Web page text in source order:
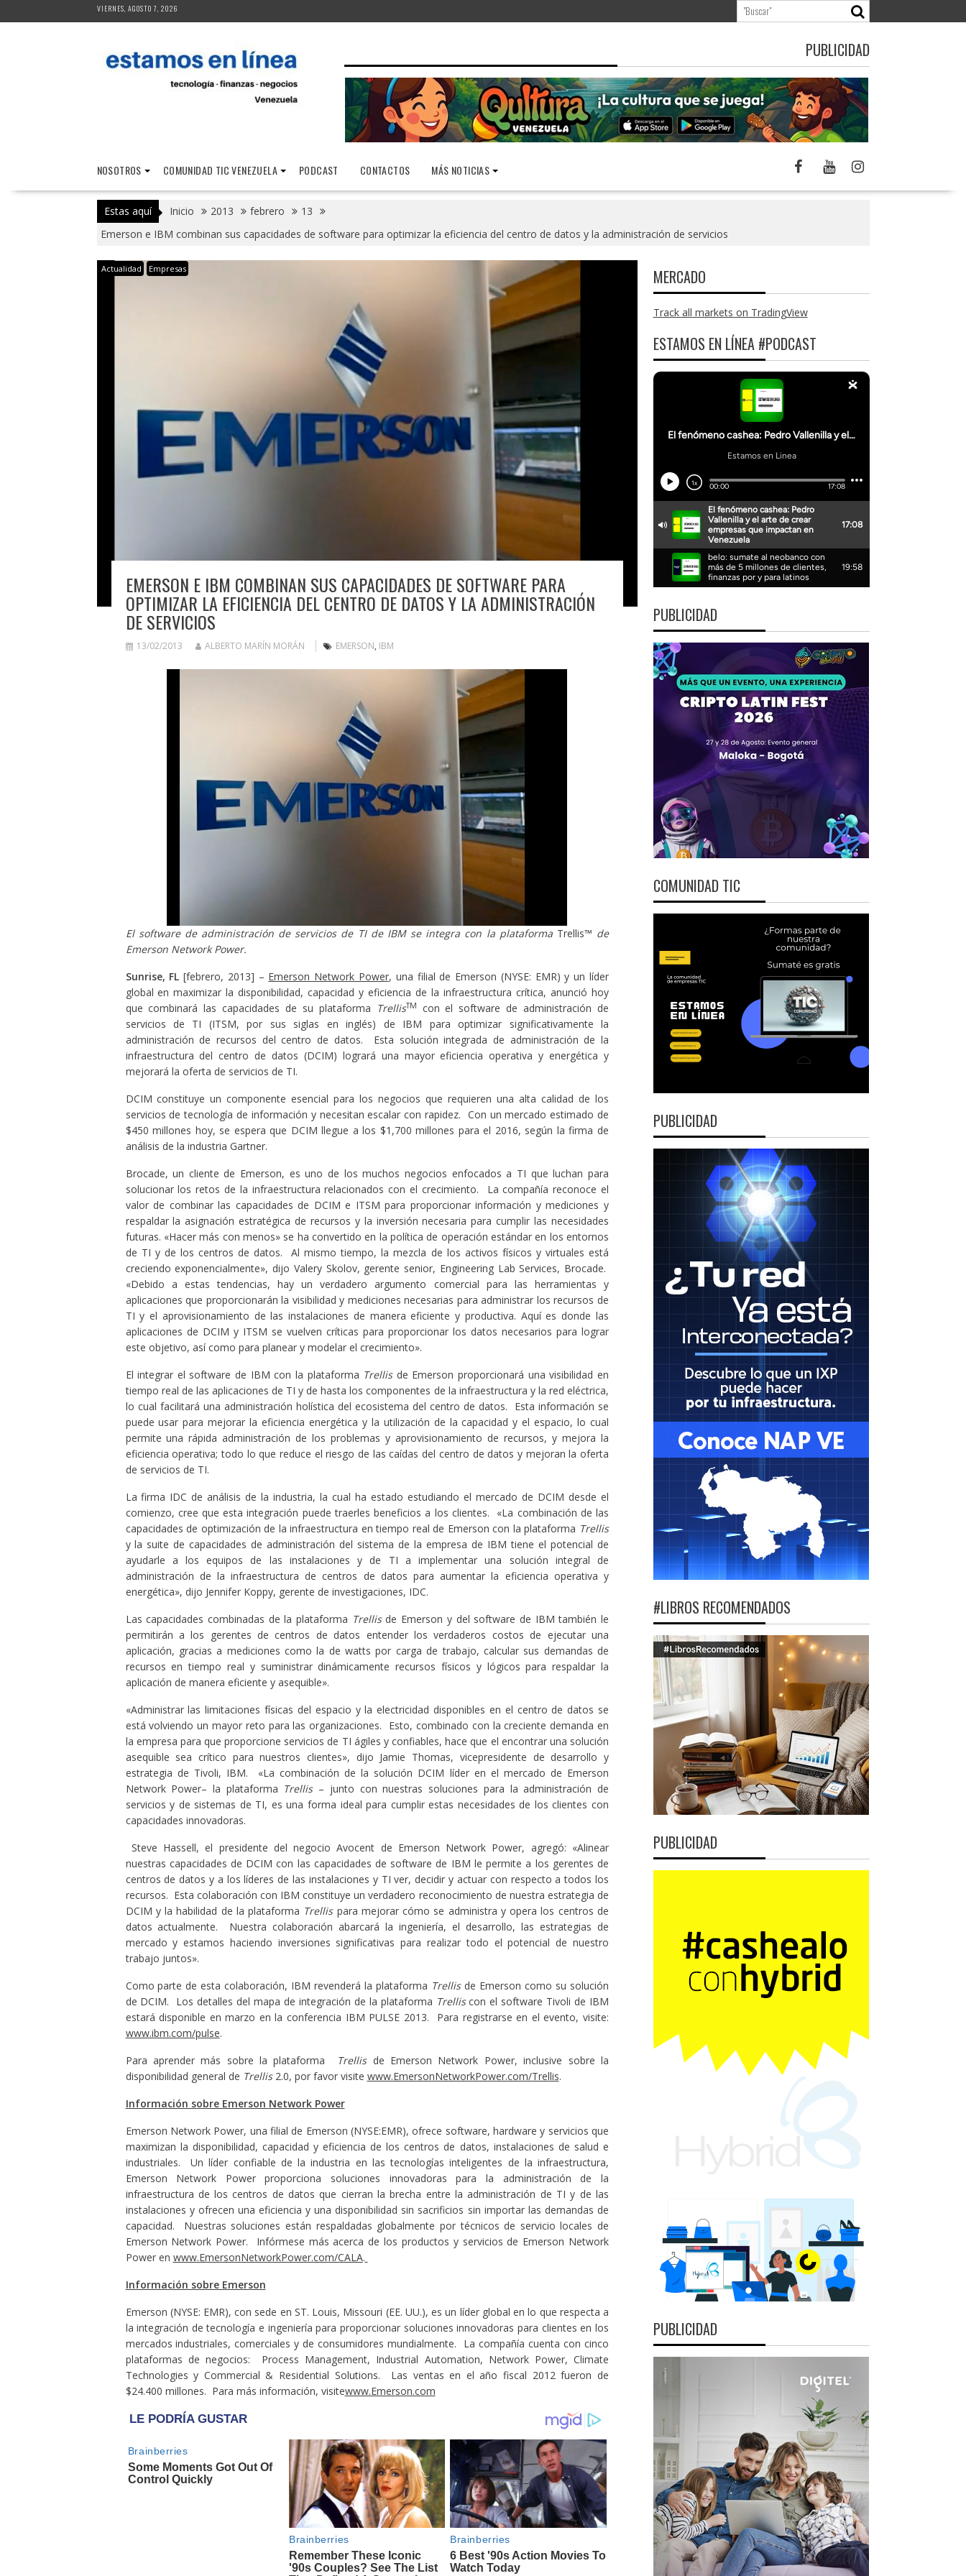
al
VIERNES, AGOSTO 7, 2026
PUBLICIDAD
NOSOTROS COMUNIDAD TIC VENEZUELA PODCAST CONTACTOS MÁS NOTICIAS
Estas aquí Inicio 2013 febrero
13
Emerson e IBM combinan sus capacidades de software para optimizar la eficiencia del centro de datos y la administración de servicios
Actualidad Empresas
EMERSON E IBM COMBINAN SUS CAPACIDADES DE SOFTWARE PARA
OPTIMIZAR LA EFICIENCIA DEL CENTRO DE DATOS Y LA ADMINISTRACIÓN
DE SERVICIOS
13/02/2013 ALBERTO MARÍN MORÁN EMERSON, IBM
El software de administración de servicios de TI de IBM se integra con la plataforma Trellis™ de
Emerson Network Power.
Sunrise, FL[febrero, 2013] – Emerson Network Power, una filial de Emerson (NYSE: EMR) y un líder
global en maximizar la disponibilidad, capacidad y eficiencia de la infraestructura crítica, anunció hoy
que combinará las capacidades de su plataforma TrellisTM
con el software de administración de
servicios de TI (ITSM, por sus siglas en inglés) de IBM para optimizar significativamente la
administración de recursos del centro de datos. Esta solución integrada de administración de la
infraestructura del centro de datos (DCIM) logrará una mayor eficiencia operativa y energética y
mejorará la oferta de servicios de TI.
DCIM constituye un componente esencial para los negocios que requieren una alta calidad de los
servicios de tecnología de información y necesitan escalar con rapidez. Con un mercado estimado de
$450 millones hoy, se espera que DCIM llegue a los $1,700 millones para el 2016, según la firma de
análisis de la industria Gartner.
Brocade, un cliente de Emerson, es uno de los muchos negocios enfocados a TI que luchan para
solucionar los retos de la infraestructura relacionados con el crecimiento. La compañía reconoce el
valor de combinar las capacidades de DCIM e ITSM para proporcionar información y mediciones y
respaldar la asignación estratégica de recursos y la inversión necesaria para cumplir las necesidades
futuras. «Hacer más con menos» se ha convertido en la política de operación estándar en los entornos
de TI y de los centros de datos. Al mismo tiempo, la mezcla de los activos físicos y virtuales está
creciendo exponencialmente», dijo Valery Skolov, gerente senior, Engineering Lab Services, Brocade.
«Debido a estas tendencias, hay un verdadero argumento comercial para las herramientas y
aplicaciones que proporcionarán la visibilidad y mediciones necesarias para administrar los recursos de
TI y el aprovisionamiento de las instalaciones de manera eficiente y productiva. Aquí es donde las
aplicaciones de DCIM y ITSM se vuelven críticas para proporcionar los datos necesarios para lograr
este objetivo, así como para planear y modelar el crecimiento».
El integrar el software de IBM con la plataforma Trellisde Emerson proporcionará una visibilidad en
tiempo real de las aplicaciones de TI y de hasta los componentes de la infraestructura y la red eléctrica,
lo cual facilitará una administración holística del ecosistema del centro de datos. Esta información se
puede usar para mejorar la eficiencia energética y la utilización de la capacidad y el espacio, lo cual
permite una rápida administración de los problemas y aprovisionamiento de recursos, y mejora la
eficiencia operativa; todo lo que reduce el riesgo de las caídas del centro de datos y mejoran la oferta
de servicios de TI.
La firma IDC de análisis de la industria, la cual ha estado estudiando el mercado de DCIM desde el
comienzo, cree que esta integración puede traerles beneficios a los clientes. «La combinación de las
capacidades de optimización de la infraestructura en tiempo real de Emerson con la plataforma Trellis
y la suite de capacidades de administración del sistema de la empresa de IBM tiene el potencial de
ayudarle a los equipos de las instalaciones y de TI a implementar una solución integral de
administración de la infraestructura de centros de datos para aumentar la eficiencia operativa y
energética», dijo Jennifer Koppy, gerente de investigaciones, IDC.
Las capacidades combinadas de la plataforma Trellisde Emerson y del software de IBM también le
permitirán a los gerentes de centros de datos entender los verdaderos costos de ejecutar una
aplicación, gracias a mediciones como la de watts por carga de trabajo, calcular sus demandas de
recursos en tiempo real y suministrar dinámicamente recursos físicos y lógicos para respaldar la
aplicación de manera eficiente y asequible».
«Administrar las limitaciones físicas del espacio y la electricidad disponibles en el centro de datos se
está volviendo un mayor reto para las organizaciones. Esto, combinado con la creciente demanda en
la empresa para que proporcione servicios de TI ágiles y confiables, hace que el encontrar una solución
asequible sea crítico para nuestros clientes», dijo Jamie Thomas, vicepresidente de desarrollo y
estrategia de Tivoli, IBM. «La combinación de la solución DCIM líder en el mercado de Emerson
Network Power– la plataforma Trellis– junto con nuestras soluciones para la administración de
servicios y de sistemas de TI, es una forma ideal para cumplir estas necesidades de los clientes con
capacidades innovadoras.
Steve Hassell, el presidente del negocio Avocent de Emerson Network Power, agregó: «Alinear
nuestras capacidades de DCIM con las capacidades de software de IBM le permite a los gerentes de
centros de datos y a los líderes de las instalaciones y TI ver, decidir y actuar con respecto a todos los
recursos. Esta colaboración con IBM constituye un verdadero reconocimiento de nuestra estrategia de
DCIM y la habilidad de la plataforma Trellispara mejorar cómo se administra y opera los centros de
datos actualmente. Nuestra colaboración abarcará la ingeniería, el desarrollo, las estrategias de
mercado y estamos haciendo inversiones significativas para realizar todo el potencial de nuestro
trabajo juntos».
Como parte de esta colaboración, IBM revenderá la plataforma Trellisde Emerson como su solución
de DCIM. Los detalles del mapa de integración de la plataforma Trelliscon el software Tivoli de IBM
estará disponible en marzo en la conferencia IBM PULSE 2013. Para registrarse en el evento, visite:
www.ibm.com/pulse.
Para aprender más sobre la plataforma Trellisde Emerson Network Power, inclusive sobre la
disponibilidad general de Trellis2.0, por favor visite www.EmersonNetworkPower.com/Trellis.
Información sobre Emerson Network Power
Emerson Network Power, una filial de Emerson (NYSE:EMR), ofrece software, hardware y servicios que
maximizan la disponibilidad, capacidad y eficiencia de los centros de datos, instalaciones de salud e
industriales. Un líder confiable de la industria en las tecnologías inteligentes de la infraestructura,
Emerson Network Power proporciona soluciones innovadoras para la administración de la
infraestructura de los centros de datos que cierran la brecha entre la administración de TI y de las
instalaciones y ofrecen una eficiencia y una disponibilidad sin sacrificios sin importar las demandas de
capacidad. Nuestras soluciones están respaldadas globalmente por técnicos de servicio locales de
Emerson Network Power. Infórmese más acerca de los productos y servicios de Emerson Network
Power en www.EmersonNetworkPower.com/CALA.
Información sobre Emerson
Emerson (NYSE: EMR), con sede en ST. Louis, Missouri (EE. UU.), es un líder global en lo que respecta a
la integración de tecnología e ingeniería para proporcionar soluciones innovadoras para clientes en los
mercados industriales, comerciales y de consumidores mundialmente. La compañía cuenta con cinco
plataformas de negocios: Process Management, Industrial Automation, Network Power, Climate
Technologies y Commercial & Residential Solutions. Las ventas en el año fiscal 2012 fueron de
$24.400 millones. Para más información, visitewww.Emerson.com
MERCADO
Track all markets on TradingView
ESTAMOS EN LÍNEA #PODCAST
PUBLICIDAD
COMUNIDAD TIC
PUBLICIDAD
#LIBROS RECOMENDADOS
PUBLICIDAD
PUBLICIDAD